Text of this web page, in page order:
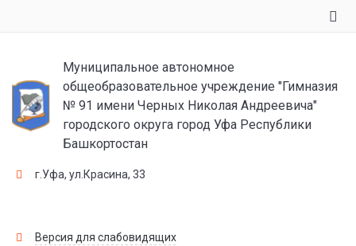
Муниципальное автономное
общеобразовательное учреждение "Гимназия
№ 91 имени Черных Николая Андреевича"
городского округа город Уфа Республики
Башкортостан
г.Уфа, ул.Красина, 33
Версия для слабовидящих